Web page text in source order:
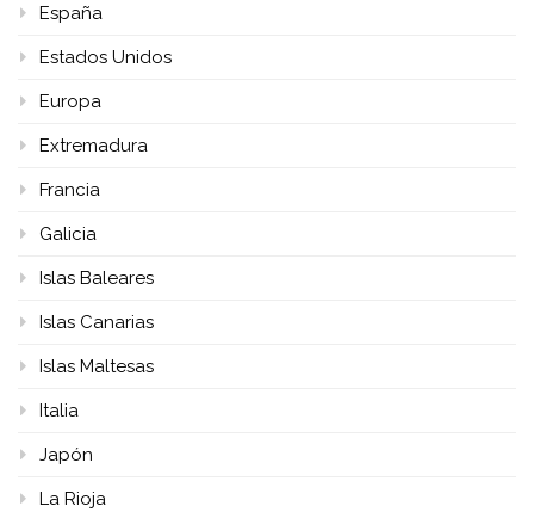
España
Estados Unidos
Europa
Extremadura
Francia
Galicia
Islas Baleares
Islas Canarias
Islas Maltesas
Italia
Japón
La Rioja